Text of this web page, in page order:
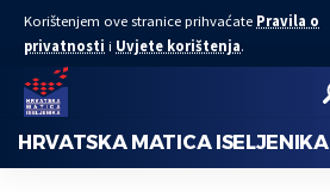
Korištenjem ove stranice prihvaćate Pravila o
privatnosti i Uvjete korištenja.
HRVATSKA MATICA ISELJENIKA